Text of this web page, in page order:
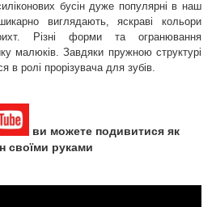
бусін дуже популярні в наш
виглядають, яскраві кольори
Різні форми та огранювання
малюків. Завдяки пружною структурі
в ролі прорізувача для зубів.
ви можете подивитися як
своїми руками